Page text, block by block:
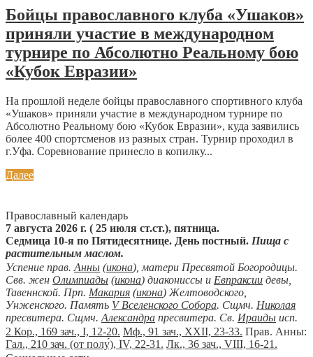
Бойцы православного клуба «Ушаков»
приняли участие в международном
турнире по Абсолютно Реальному бою
«Кубок Евразии»
На прошлой неделе бойцы православного спортивного клуба
«Ушаков» приняли участие в международном турнире по
Абсолютно Реальному бою «Кубок Евразии», куда заявились
более 400 спортсменов из разных стран. Турнир проходил в
г.Уфа. Соревнование принесло в копилку...
Далее
Православный календарь
7 августа 2026 г. ( 25 июля ст.ст.), пятница.
Седмица 10-я по Пятидесятнице. День постный. Пища с
растительным маслом.
Успение прав. Анны (икона), матери Пресвятой Богородицы.
Свв. жен Олимпиады (икона) диакониссы и Евпраксии девы,
Тавеннской. Прп. Макария (икона) Желтоводского,
Унженского. Память V Вселенского Собора. Сщмч. Николая
пресвитера. Сщмч. Александра пресвитера. Св. Ираиды исп.
2 Кор., 169 зач., I, 12-20. Мф., 91 зач., XXII, 23-33. Прав. Анны:
Гал., 210 зач. (от полу́), IV, 22-31. Лк., 36 зач., VIII, 16-21.